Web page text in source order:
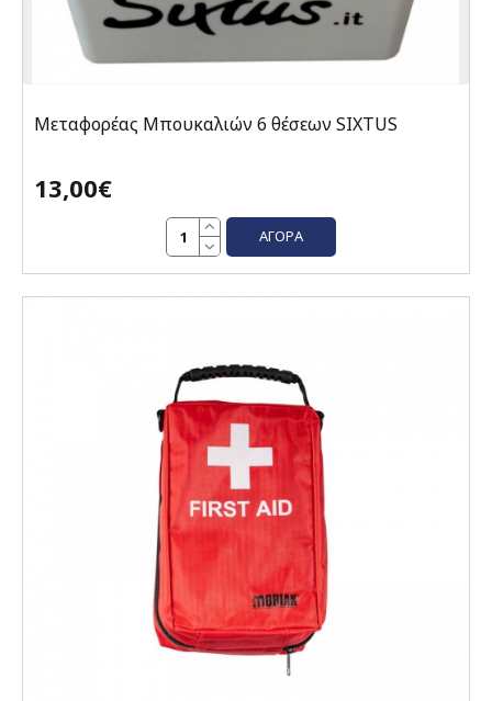
Μεταφορέας Μπουκαλιών 6 θέσεων SIXTUS
13,00€
ΑΓΟΡΆ